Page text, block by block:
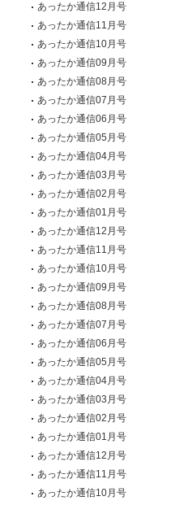
あったか通信12月号
あったか通信11月号
あったか通信10月号
あったか通信09月号
あったか通信08月号
あったか通信07月号
あったか通信06月号
あったか通信05月号
あったか通信04月号
あったか通信03月号
あったか通信02月号
あったか通信01月号
あったか通信12月号
あったか通信11月号
あったか通信10月号
あったか通信09月号
あったか通信08月号
あったか通信07月号
あったか通信06月号
あったか通信05月号
あったか通信04月号
あったか通信03月号
あったか通信02月号
あったか通信01月号
あったか通信12月号
あったか通信11月号
あったか通信10月号